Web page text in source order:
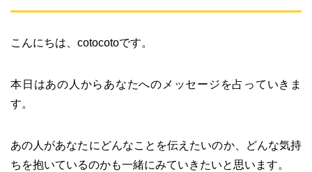
こんにちは、cotocotoです。
本日はあの人からあなたへのメッセージを占っていきま
す。
あの人があなたにどんなことを伝えたいのか、どんな気持
ちを抱いているのかも一緒にみていきたいと思います。